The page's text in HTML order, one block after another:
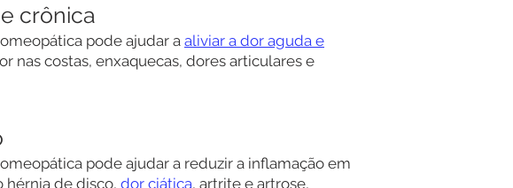
crônica
pode ajudar a aliviar a dor aguda e
nas costas, enxaquecas, dores articulares e
pode ajudar a reduzir a inflamação em
hérnia de disco, dor ciática, artrite e artrose,